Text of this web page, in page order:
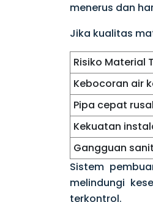
menerus dan
Jika kualitas
Risiko Material
Kebocoran air
Pipa cepat
Kekuatan
Gangguan
Sistem
melindungi
terkontrol.